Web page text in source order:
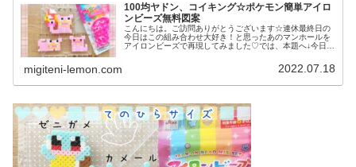
100均ヤドン、コイキング☆ポケモン簡単アイロ
ンビーズ無料図案
こんにちは。ご訪問ありがとうございます☆連休最終日の
今日はこの組み合わせ大好き！と思ったあのマンホールを
アイロンビーズで再現してみました♡では、本題へ↓今日の
migiteni-lemon.com 2022.07.18